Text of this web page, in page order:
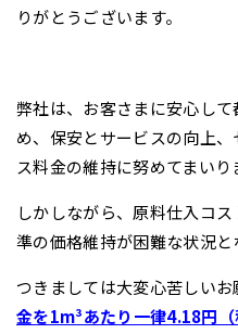
りがとうございます。
弊社は、お客さまに安心し
め、保安とサービスの向上
ス料金の維持に努めてまいり
しかしながら、原料仕入コ
準の価格維持が困難な状況と
つきましては大変心苦しいお
金を1m³あたり一律4.18円